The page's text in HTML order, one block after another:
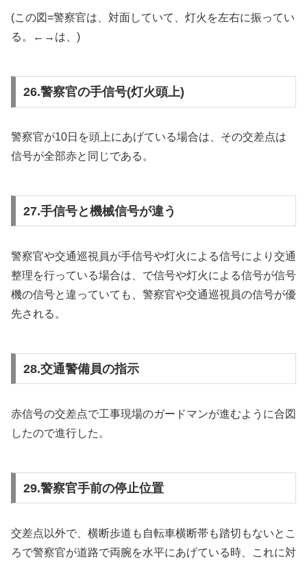
(この図=警察官は、対面していて、灯火を左右に振ってい
る。←→は、)
26.警察官の手信号(灯火頭上)
警察官が10日を頭上にあげている場合は、その交差点は
信号が全部赤と同じである。
27.手信号と機械信号が違う
警察官や交通巡視員が手信号や灯火による信号により交通
整理を行っている場合は、で信号や灯火による信号が信号
機の信号と違っていても、警察官や交通巡視員の信号が優
先される。
28.交通警備員の指示
赤信号の交差点で工事現場のガードマンが進むように合図
したので進行した。
29.警察官手前の停止位置
交差点以外で、横断歩道も自転車横断帯も踏切もないとこ
ろで警察官が道路で両腕を水平にあげている時、これに対